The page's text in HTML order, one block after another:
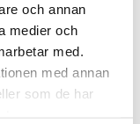
och annan
medier och
med.
med annan
som de har